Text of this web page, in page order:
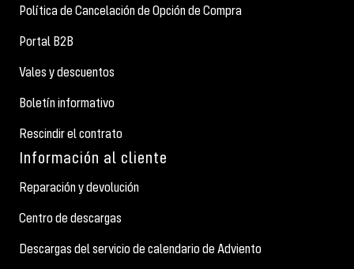
Política de Cancelación de Opción de Compra
Portal B2B
Vales y descuentos
Boletín informativo
Rescindir el contrato
Información al cliente
Reparación y devolución
Centro de descargas
Descargas del servicio de calendario de Adviento